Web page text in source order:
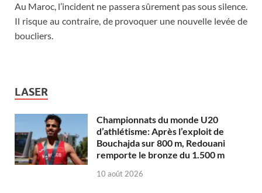
Au Maroc, l’incident ne passera sûrement pas sous silence.
Il risque au contraire, de provoquer une nouvelle levée de
boucliers.
LASER
Championnats du monde U20
d’athlétisme: Après l’exploit de
Bouchajda sur 800 m, Redouani
remporte le bronze du 1.500 m
10 août 2026